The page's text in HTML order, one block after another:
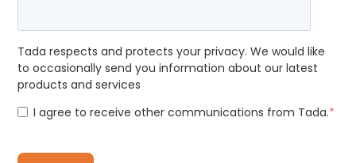
Tada respects and protects your privacy. We would like
to occasionally send you information about our latest
products and services
I agree to receive other communications from Tada.*